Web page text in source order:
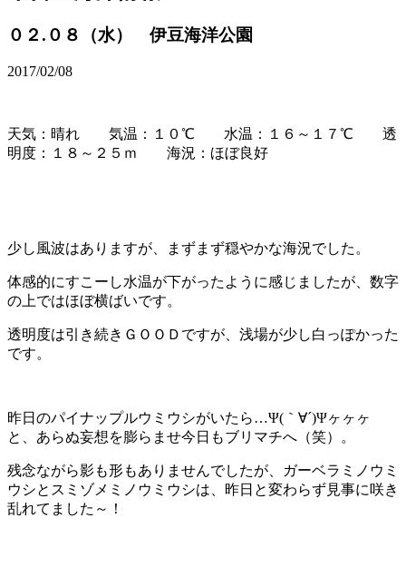
０２.０８（水） 伊豆海洋公園
2017/02/08
天気：晴れ 気温：１０℃ 水温：１６～１７℃ 透
明度：１８～２５ｍ 海況：ほぼ良好
少し風波はありますが、まずまず穏やかな海況でした。
体感的にすこーし水温が下がったように感じましたが、数字
の上ではほぼ横ばいです。
透明度は引き続きＧＯＯＤですが、浅場が少し白っぽかった
です。
昨日のパイナップルウミウシがいたら…Ψ(｀∀´)Ψヶヶヶ
と、あらぬ妄想を膨らませ今日もブリマチへ（笑）。
残念ながら影も形もありませんでしたが、ガーベラミノウミ
ウシとスミゾメミノウミウシは、昨日と変わらず見事に咲き
乱れてました～！